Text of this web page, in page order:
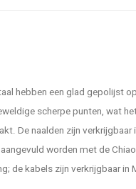
hebben een glad gepolijst
scherpe punten, wat
De naalden zijn verkrijgbaar
worden met de
de kabels zijn verkrijgbaar in